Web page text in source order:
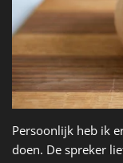
Persoonlijk heb ik
doen. De spreker